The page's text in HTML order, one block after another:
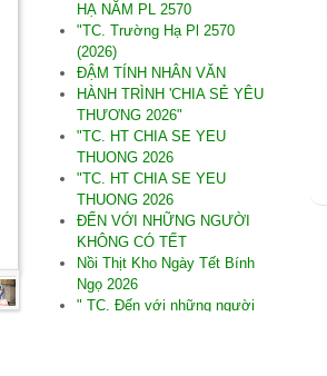
HẠ NĂM PL 2570
"TC. Trường Hạ Pl 2570
(2026)
ĐẬM TÍNH NHÂN VĂN
HÀNH TRÌNH 'CHIA SẺ YÊU
THƯƠNG 2026"
"TC. HT CHIA SE YEU
THUONG 2026
"TC. HT CHIA SE YEU
THUONG 2026
ĐẾN VỚI NHỮNG NGƯỜI
KHÔNG CÓ TẾT
Nồi Thịt Kho Ngày Tết Bính
Ngọ 2026
" TC. Đến với những người